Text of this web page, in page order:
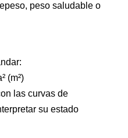
peso saludable o
(m²)
las curvas de
su estado